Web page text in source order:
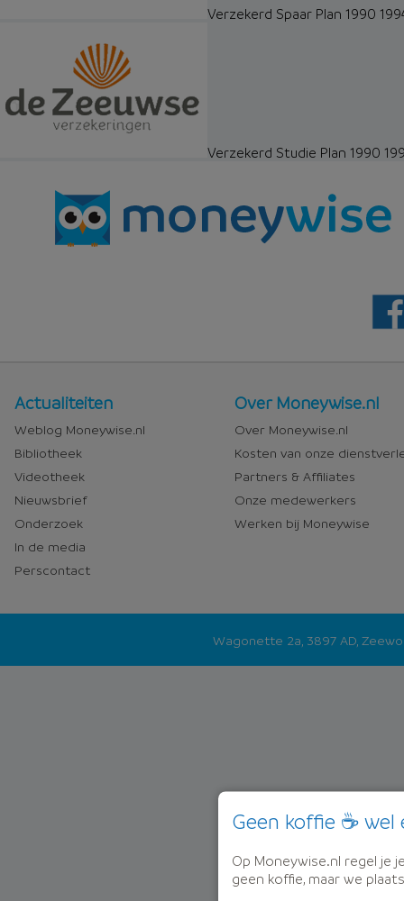
Verzekerd Spaar Plan 1990
Verzekerd Studie Plan 1990
Nieuws
en
media
Actualiteiten
Weblog Moneywise.nl
Bibliotheek
Videotheek
Nieuwsbrief
Onderzoek
In de media
Perscontact
Over
Moneywise
Over Moneywise.nl
Over Moneywise.nl
Kosten van onze
Partners & Affiliates
Onze medewerkers
Werken bij Moneywise
Wagonette 2a, 3897 AD,
Geen koffie ☕
Op Moneywise.nl regel je
geen koffie, maar we